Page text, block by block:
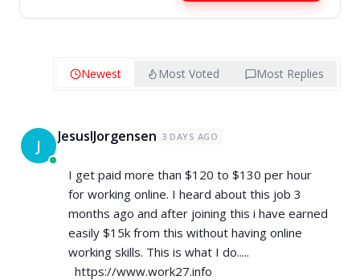
Newest Most Voted Most Replies
J JesusIJorgensen 3 DAYS AGO
I get paid more than $120 to $130 per hour
for working online. I heard about this job 3
months ago and after joining this i have earned
easily $15k from this without having online
working skills. This is what I do.....
https://www.work27.info